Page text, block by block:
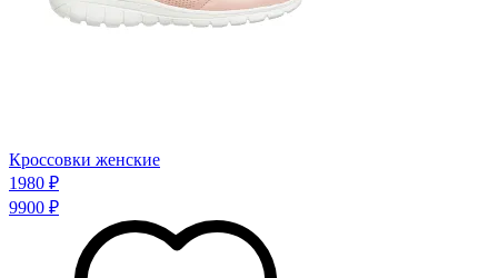
Кроссовки женские
1980 ₽
9900 ₽